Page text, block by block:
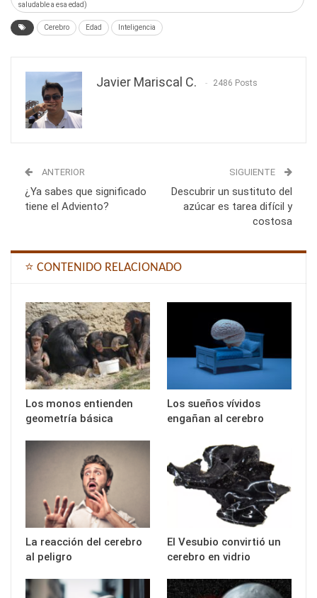
saludable a esa edad)
Cerebro Edad Inteligencia
Javier Mariscal C. 2486 Posts
ANTERIOR
¿Ya sabes que significado
tiene el Adviento?
SIGUIENTE
Descubrir un sustituto del
azúcar es tarea difícil y
costosa
⭐ CONTENIDO RELACIONADO
Los monos entienden
geometría básica
Los sueños vívidos
engañan al cerebro
La reacción del cerebro
al peligro
El Vesubio convirtió un
cerebro en vidrio